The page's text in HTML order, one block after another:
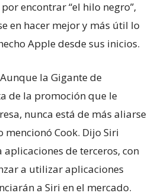
encontrar “el hilo negro”,
en hacer mejor y más útil lo
Apple desde sus inicios.
la Gigante de
de la promoción que le
nunca está de más aliarse
mencionó Cook. Dijo Siri
de terceros, con
a utilizar aplicaciones
a Siri en el mercado.